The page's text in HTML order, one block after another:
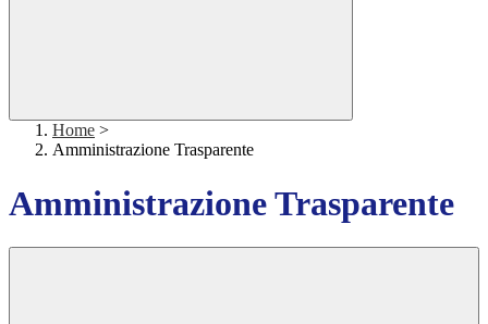
Home >
Amministrazione Trasparente
Amministrazione Trasparente